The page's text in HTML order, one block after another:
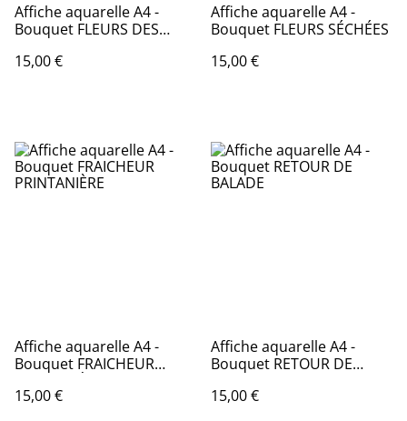
Affiche aquarelle A4 -
Bouquet FLEURS DES
15,00 €
Affiche aquarelle A4 -
Bouquet FLEURS SÉCHÉES
15,00 €
Affiche aquarelle A4 -
Bouquet FRAICHEUR
15,00 €
Affiche aquarelle A4 -
Bouquet RETOUR DE
15,00 €